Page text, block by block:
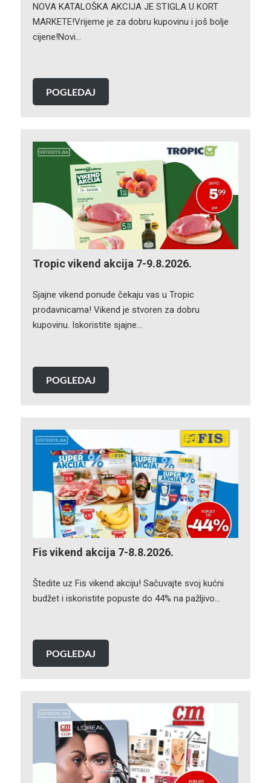
NOVA KATALOŠKA AKCIJA JE STIGLA U KORT
MARKETE!Vrijeme je za dobru kupovinu i još bolje
cijene!Novi…
POGLEDAJ
Tropic vikend akcija 7-9.8.2026.
Sjajne vikend ponude čekaju vas u Tropic
prodavnicama! Vikend je stvoren za dobru
kupovinu. Iskoristite sjajne…
POGLEDAJ
Fis vikend akcija 7-8.8.2026.
Štedite uz Fis vikend akciju! Sačuvajte svoj kućni
budžet i iskoristite popuste do 44% na pažljivo…
POGLEDAJ